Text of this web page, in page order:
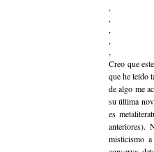
,
,
,
,
,
Creo que
que he leído
de algo me
su última
es
anteriores).
misticismo